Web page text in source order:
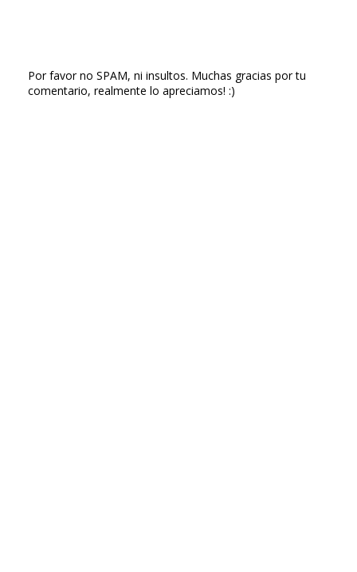
Por favor no SPAM, ni insultos. Muchas gracias por tu
comentario, realmente lo apreciamos! :)